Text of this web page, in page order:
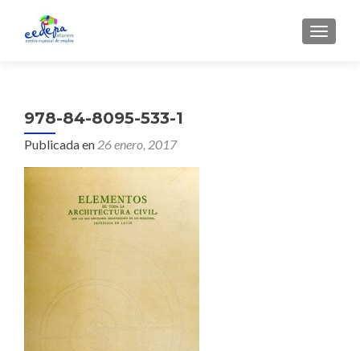
978-84-8095-533-1
Publicada en 26 enero, 2017